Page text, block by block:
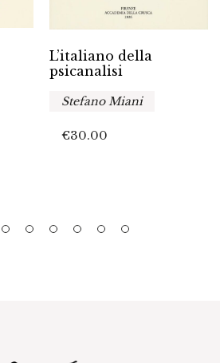
L’italiano della
psicanalisi
Stefano Miani
€30.00